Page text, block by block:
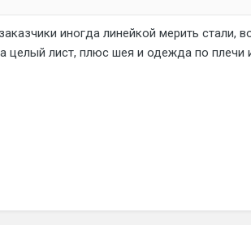
иногда линейкой мерить стали,
целый лист, плюс шея и одежда по плечи